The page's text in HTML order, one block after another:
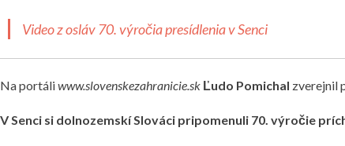
Video z osláv 70. výročia presídlenia v Senci
Na portáliwww.slovenskezahranicie.sk Ľudo Pomichal zverejnil
V Senci si dolnozemskí Slováci pripomenuli 70. výročie